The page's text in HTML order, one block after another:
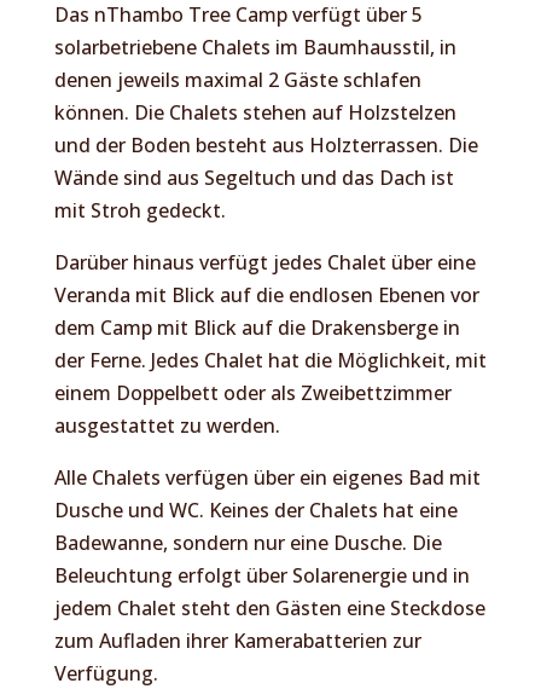
Das nThambo Tree Camp verfügt über 5
solarbetriebene Chalets im Baumhausstil, in
denen jeweils maximal 2 Gäste schlafen
können. Die Chalets stehen auf Holzstelzen
und der Boden besteht aus Holzterrassen. Die
Wände sind aus Segeltuch und das Dach ist
mit Stroh gedeckt.
Darüber hinaus verfügt jedes Chalet über eine
Veranda mit Blick auf die endlosen Ebenen vor
dem Camp mit Blick auf die Drakensberge in
der Ferne. Jedes Chalet hat die Möglichkeit, mit
einem Doppelbett oder als Zweibettzimmer
ausgestattet zu werden.
Alle Chalets verfügen über ein eigenes Bad mit
Dusche und WC. Keines der Chalets hat eine
Badewanne, sondern nur eine Dusche. Die
Beleuchtung erfolgt über Solarenergie und in
jedem Chalet steht den Gästen eine Steckdose
zum Aufladen ihrer Kamerabatterien zur
Verfügung.